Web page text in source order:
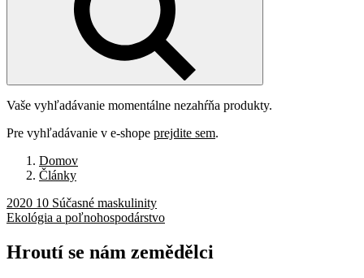
Vaše vyhľadávanie momentálne nezahŕňa produkty.
Pre vyhľadávanie v e-shope prejdite sem.
Domov
Články
2020 10 Súčasné maskulinity
Ekológia a poľnohospodárstvo
Hroutí se nám zemědělci